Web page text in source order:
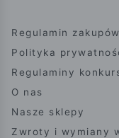
Regulamin zakupów
Polityka
Regulaminy
O nas
Nasze sklepy
Zwroty i wymiany